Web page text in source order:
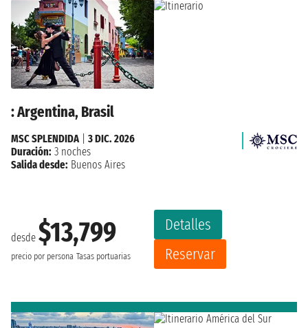
: Argentina, Brasil
desde $13,799
precio por persona Tasas portuarias
Detalles
Reservar
MSC SPLENDIDA
3 DIC. 2026
Duración: 3 noches
Salida desde: Buenos Aires